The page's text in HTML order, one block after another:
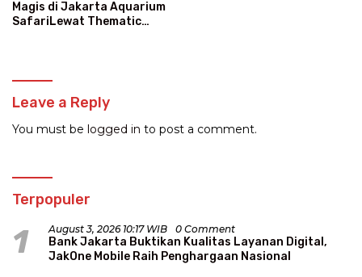
Magis di Jakarta Aquarium
SafariLewat Thematic
Leave a Reply
You must be logged in to post a comment.
Terpopuler
1 August 3, 2026 10:17 WIB 0 Comment
Bank Jakarta Buktikan Kualitas Layanan Digital,
JakOne Mobile Raih Penghargaan Nasional